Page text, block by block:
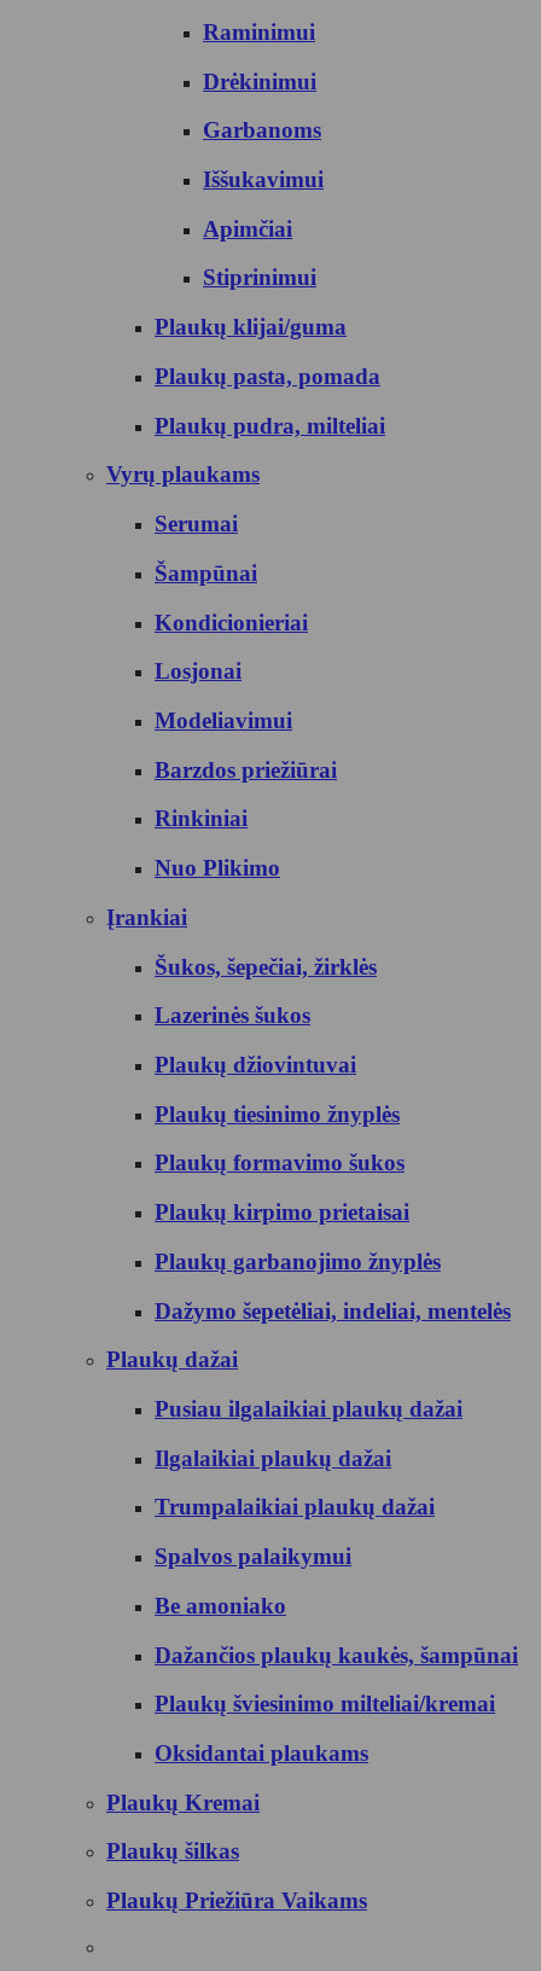
Raminimui
Drėkinimui
Garbanoms
Iššukavimui
Apimčiai
Stiprinimui
Plaukų klijai/guma
Plaukų pasta, pomada
Plaukų pudra, milteliai
Vyrų plaukams
Serumai
Šampūnai
Kondicionieriai
Losjonai
Modeliavimui
Barzdos priežiūrai
Rinkiniai
Nuo Plikimo
Įrankiai
Šukos, šepečiai, žirklės
Lazerinės šukos
Plaukų džiovintuvai
Plaukų tiesinimo žnyplės
Plaukų formavimo šukos
Plaukų kirpimo prietaisai
Plaukų garbanojimo žnyplės
Dažymo šepetėliai, indeliai, mentelės
Plaukų dažai
Pusiau ilgalaikiai plaukų dažai
Ilgalaikiai plaukų dažai
Trumpalaikiai plaukų dažai
Spalvos palaikymui
Be amoniako
Dažančios plaukų kaukės, šampūnai
Plaukų šviesinimo milteliai/kremai
Oksidantai plaukams
Plaukų Kremai
Plaukų šilkas
Plaukų Priežiūra Vaikams